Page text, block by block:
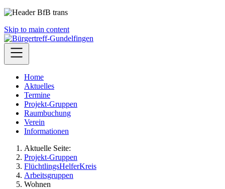
Skip to main content
Home
Aktuelles
Termine
Projekt-Gruppen
Raumbuchung
Verein
Informationen
Aktuelle Seite:
Projekt-Gruppen
FlüchtlingsHelferKreis
Arbeitsgruppen
Wohnen